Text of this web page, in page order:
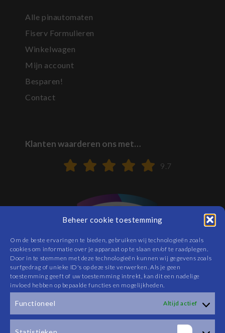
Beheer cookie toestemming
Om de beste ervaringen te bieden, gebruiken wij technologieën zoals
cookies om informatie over je apparaat op te slaan en/of te raadplegen.
Door in te stemmen met deze technologieën kunnen wij gegevens zoals
surfgedrag of unieke ID's op deze site verwerken. Als je geen
toestemming geeft of uw toestemming intrekt, kan dit een nadelige
invloed hebben op bepaalde functies en mogelijkheden.
Functioneel Altijd actief
Alle pinautomaten
Fiserv Formulieren
Winkelwagen
Mijn account
Besparen!
Contact
Klanten waarderen ons met…
9.7